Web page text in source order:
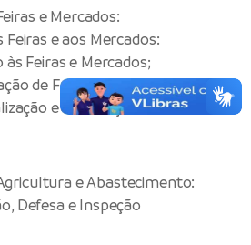
e Mercados:
Feiras e aos Mercados:
às Feiras e Mercados;
de Feiras e Mercados:
e Orientação de Feiras e
e Abastecimento:
Defesa e Inspeção